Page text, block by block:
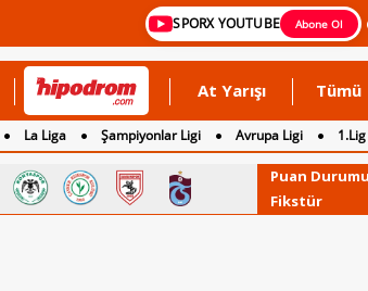
SPORX YOUTUBE Abone Ol
At Yarışı Tümü
La Liga Şampiyonlar Ligi Avrupa Ligi
1.Lig
Puan Durumu
Fikstür